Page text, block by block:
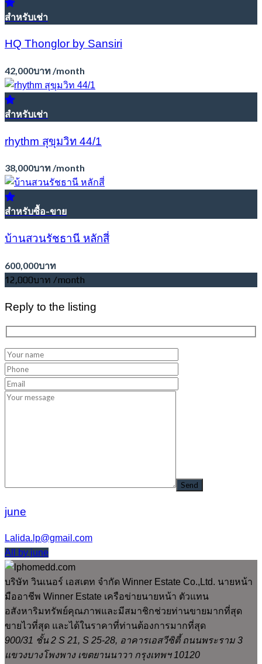
สำหรับเช่า
HQ Thonglor by Sansiri
42,000บาท /month
สำหรับเช่า
rhythm สุขุมวิท 44/1
38,000บาท /month
สำหรับซื้อ-ขาย
บ้านสวนรัชธานี หลักสี่
600,000บาท
12,000บาท /month
Reply to the listing
june
Lalida.lp@gmail.com
All by june
บริษัท วินเนอร์ เอสเตท จำกัด Winner Estate Co.,Ltd. นายหน้า
มืออาชีพ Winner Estate เครือข่ายนายหน้า ตัวแทน
อสังหาริมทรัพย์คุณภาพและมีสมาชิกช่วยท่านขายมากที่สุด
ขายไวที่สุด และได้ในราคาที่ท่านต้องการมากที่สุด
900/31 ชั้น 2 S 21, S 25-28, อาคารเอสวีซิตี้ ถนนพระราม 3
แขวงบางโพงพาง เขตยานนาวา กรุงเทพฯ 10120